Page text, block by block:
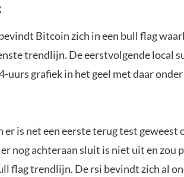
Bitcoin zich in een bull flag
trendlijn. De eerstvolgende local
uurs grafiek in het geel met daar
er is net een eerste terug test geweest
nog achteraan sluit is niet uit en zou
flag trendlijn. De rsi bevindt zich al